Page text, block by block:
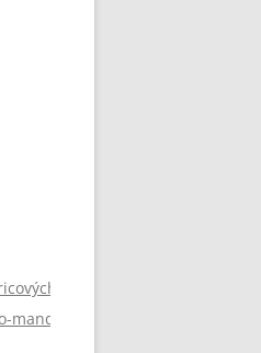
slimáčikov
mandľovým korpusom